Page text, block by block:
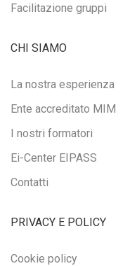
Facilitazione gruppi
CHI SIAMO
La nostra esperienza
Ente accreditato MIM
I nostri formatori
Ei-Center EIPASS
Contatti
PRIVACY E POLICY
Cookie policy